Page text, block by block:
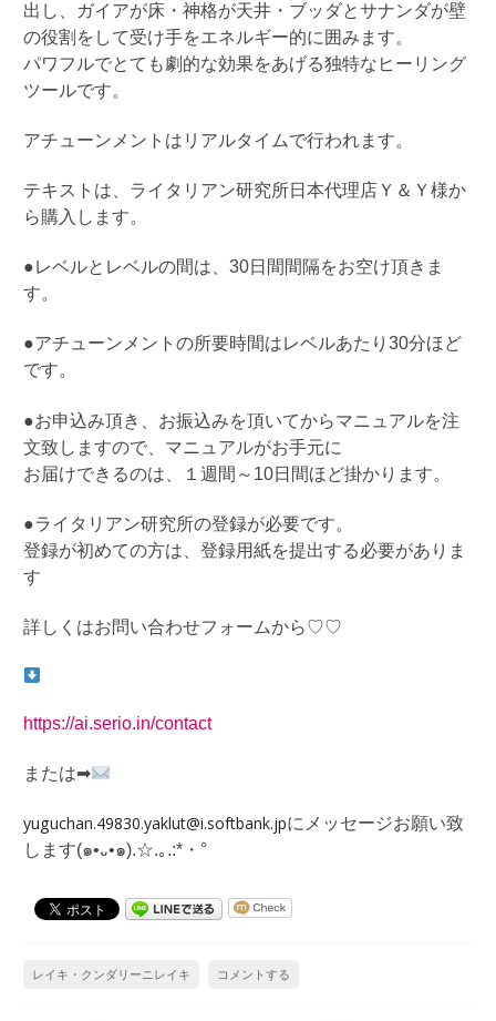
出し、ガイアが床・神格が天井・ブッダとサナンダが壁
の役割をして受け手をエネルギー的に囲みます。
パワフルでとても劇的な効果をあげる独特なヒーリング
ツールです。
アチューンメントはリアルタイムで行われます。
テキストは、ライタリアン研究所日本代理店Ｙ＆Ｙ様か
ら購入します。
●レベルとレベルの間は、30日間間隔をお空け頂きま
す。
●アチューンメントの所要時間はレベルあたり30分ほど
です。
●お申込み頂き、お振込みを頂いてからマニュアルを注
文致しますので、マニュアルがお手元に
お届けできるのは、１週間～ 10日間ほど掛かります。
●ライタリアン研究所の登録が必要です。
登録が初めての方は、登録用紙を提出する必要がありま
す
詳しくはお問い合わせフォームから♡♡
https://ai.serio.in/contact
または➡︎
yuguchan.49830.yaklut@i.softbank.jpにメッセージお願い致
します(๑•᎑•๑).☆.｡ .:* ・ °
レイキ・クンダリーニレイキ コメントする